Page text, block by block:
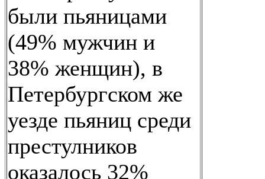
были пьяницами
(49% мужчин и
38% женщин), в
Петербургском же
уезде пьяниц среди
престулников
оказалось 32%